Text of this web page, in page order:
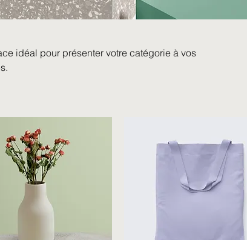
idéal pour présenter votre catégorie à vos